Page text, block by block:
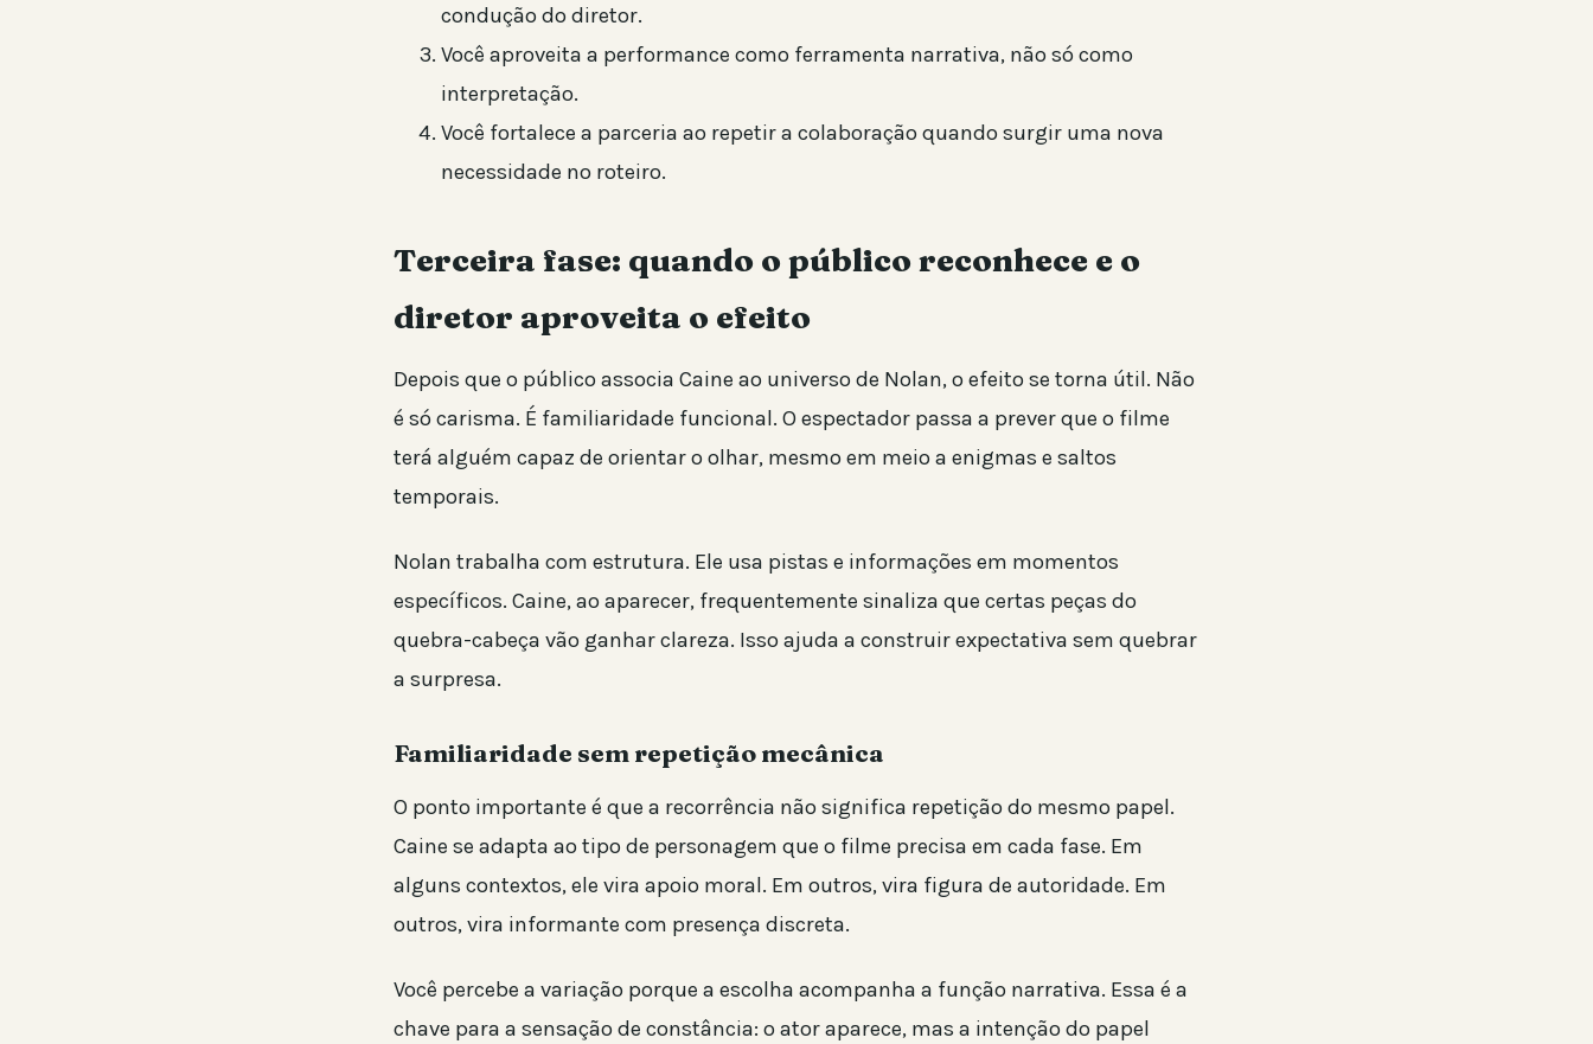
condução do diretor.
Você aproveita a performance como ferramenta narrativa, não só como
interpretação.
Você fortalece a parceria ao repetir a colaboração quando surgir uma nova
necessidade no roteiro.
Terceira fase: quando o público reconhece e o
diretor aproveita o efeito
Depois que o público associa Caine ao universo de Nolan, o efeito se torna útil. Não
é só carisma. É familiaridade funcional. O espectador passa a prever que o filme
terá alguém capaz de orientar o olhar, mesmo em meio a enigmas e saltos
temporais.
Nolan trabalha com estrutura. Ele usa pistas e informações em momentos
específicos. Caine, ao aparecer, frequentemente sinaliza que certas peças do
quebra-cabeça vão ganhar clareza. Isso ajuda a construir expectativa sem quebrar
a surpresa.
Familiaridade sem repetição mecânica
O ponto importante é que a recorrência não significa repetição do mesmo papel.
Caine se adapta ao tipo de personagem que o filme precisa em cada fase. Em
alguns contextos, ele vira apoio moral. Em outros, vira figura de autoridade. Em
outros, vira informante com presença discreta.
Você percebe a variação porque a escolha acompanha a função narrativa. Essa é a
chave para a sensação de constância: o ator aparece, mas a intenção do papel